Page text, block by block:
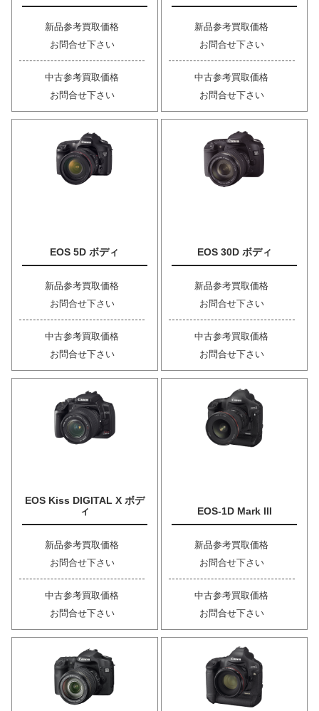
新品参考買取価格
お問合せ下さい
中古参考買取価格
お問合せ下さい
新品参考買取価格
お問合せ下さい
中古参考買取価格
お問合せ下さい
EOS 5D ボディ
新品参考買取価格
お問合せ下さい
中古参考買取価格
お問合せ下さい
EOS 30D ボディ
新品参考買取価格
お問合せ下さい
中古参考買取価格
お問合せ下さい
EOS Kiss DIGITAL X ボデ
ィ
新品参考買取価格
お問合せ下さい
中古参考買取価格
お問合せ下さい
EOS-1D Mark III
新品参考買取価格
お問合せ下さい
中古参考買取価格
お問合せ下さい